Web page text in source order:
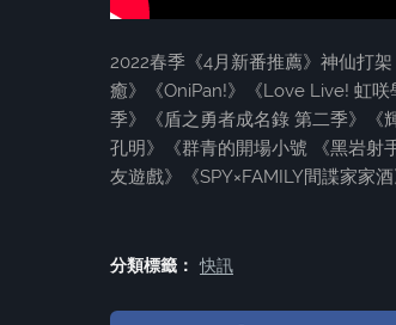
2022春季《4月新番推薦》神仙打
癒》《OniPan!》《Love Live! 虹
季》《盾之勇者成名錄 第二季》《
孔明》《群青的開場小號 《黑岩射
友遊戲》《SPY×FAMILY間諜家家
分類標籤： 快訊